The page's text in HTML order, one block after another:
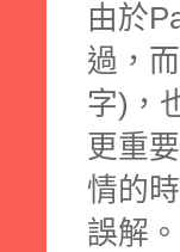
由於
過，
字)，
更重
情的
誤解。